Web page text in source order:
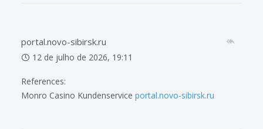
portal.novo-sibirsk.ru
12 de julho de 2026, 19:11
References:
Monro Casino Kundenservice portal.novo-sibirsk.ru